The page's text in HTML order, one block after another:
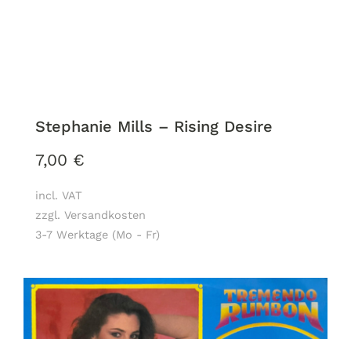
Stephanie Mills – Rising Desire
7,00 €
incl. VAT
zzgl. Versandkosten
3-7 Werktage (Mo - Fr)